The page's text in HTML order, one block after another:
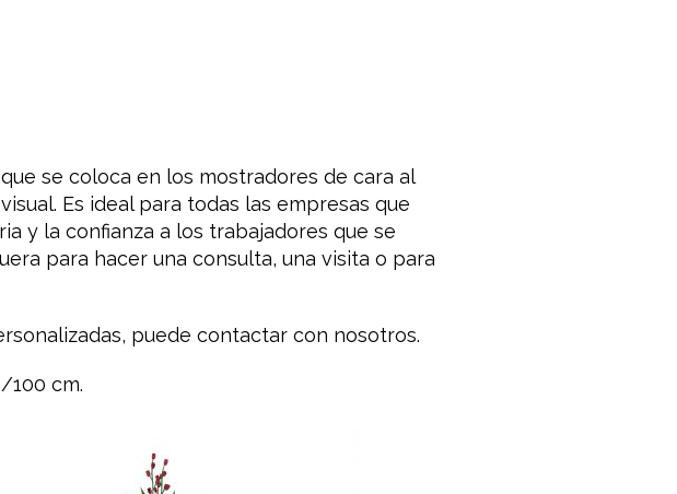
que se coloca en los mostradores de cara al
visual. Es ideal para todas las empresas que
y la confianza a los trabajadores que se
para hacer una consulta, una visita o para
puede contactar con nosotros.
100 cm.